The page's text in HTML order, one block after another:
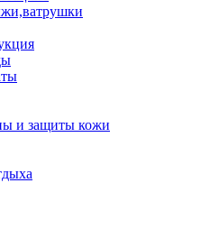
и защиты кожи